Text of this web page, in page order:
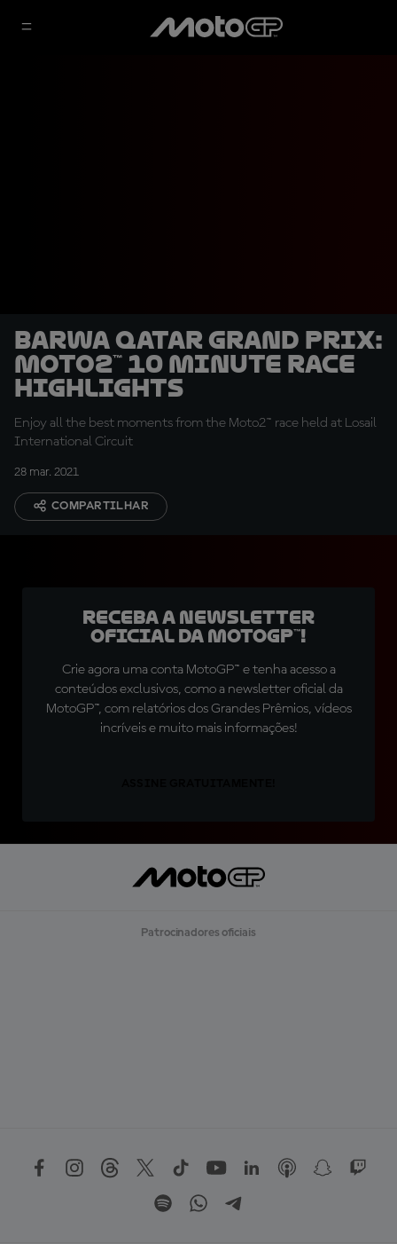
Barwa Qatar Grand Prix:
Moto2™ 10 minute race
highlights
Enjoy all the best moments from the Moto2™ race held at Losail
International Circuit
28 mar. 2021
COMPARTILHAR
Receba a newsletter
oficial da MotoGP™!
Crie agora uma conta MotoGP™ e tenha acesso a
conteúdos exclusivos, como a newsletter oficial da
MotoGP™, com relatórios dos Grandes Prêmios, vídeos
incríveis e muito mais informações!
Patrocinadores oficiais